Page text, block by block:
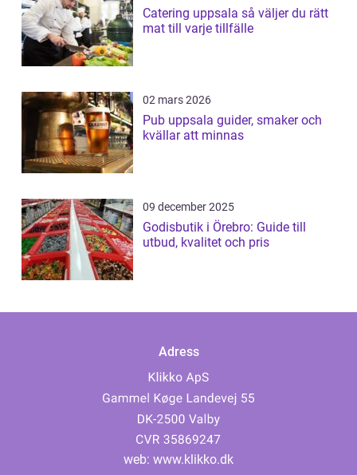
Catering uppsala så väljer du rätt
mat till varje tillfälle
02 mars 2026
Pub uppsala guider, smaker och
kvällar att minnas
09 december 2025
Godisbutik i Örebro: Guide till
utbud, kvalitet och pris
Adress
web: www.klikko.dk